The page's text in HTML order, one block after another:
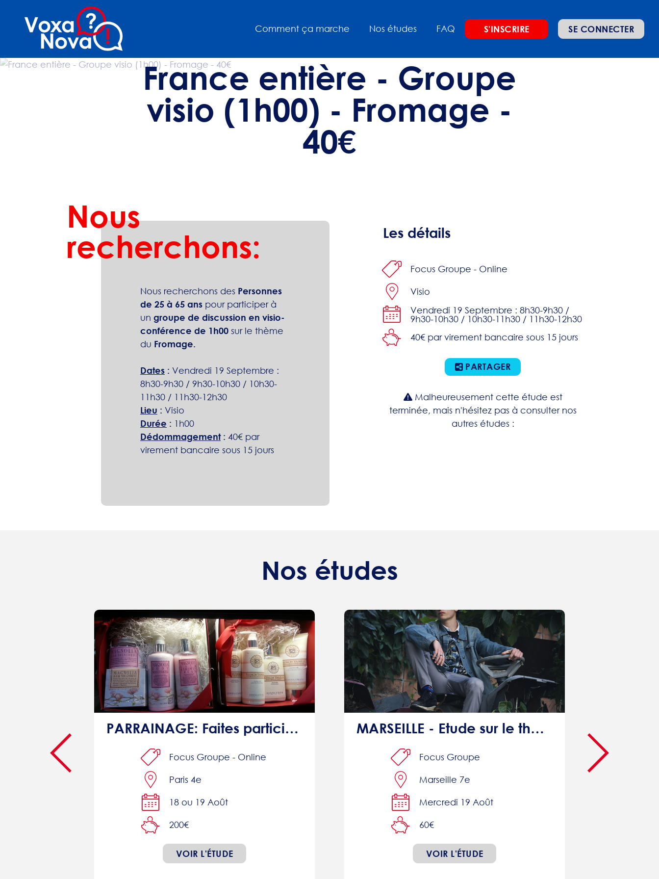
Comment ça marche Nos études FAQ S'INSCRIRE SE CONNECTER
France entière - Groupe
visio (1h00) - Fromage -
40€
Nous
recherchons:
Nous recherchons des Personnes
de 25 à 65 ans pour participer à
un groupe de discussion en visio-
conférence de 1h00 sur le thème
du Fromage.
Dates : Vendredi 19 Septembre :
8h30-9h30 / 9h30-10h30 / 10h30-
11h30 / 11h30-12h30
Lieu : Visio
Durée : 1h00
Dédommagement: 40€ par
virement bancaire sous 15 jours
Les détails
Focus Groupe - Online
Visio
Vendredi 19 Septembre : 8h30-9h30 /
9h30-10h30 / 10h30-11h30 / 11h30-12h30
40€ par virement bancaire sous 15 jours
PARTAGER
Malheureusement cette étude est
terminée, mais n'hésitez pas à consulter nos
autres études :
Nos études
PARRAINAGE: Faites participer votre entourage et recevez 15€
Focus Groupe - Online
Paris 4e
18 ou 19 Août
200€
VOIR L'ÉTUDE
MARSEILLE - Etude sur le thème des vêtements : 60€
Focus Groupe
Marseille 7e
Mercredi 19 Août
60€
VOIR L'ÉTUDE